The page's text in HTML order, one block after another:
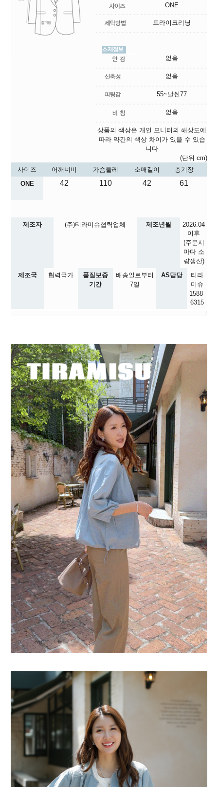
ONE
드라이크리닝
없음
없음
55~날씬77
없음
상품의 색상은 개인 모니터의 해상도에
따라 약간의 색상 차이가 있을 수 있습
니다
(단위 cm)
사이즈
어깨너비 가슴둘레 소매길이
총기장
ONE
42 110 42 61
제조자 (주)티라미슈협력업체 제조년월
2026.04
이후
(주문시
마다 소
량생산)
제조국
협력국가
품질보증
기간
배송일로부터
7일
AS담당
티라
미슈
1588-
6315